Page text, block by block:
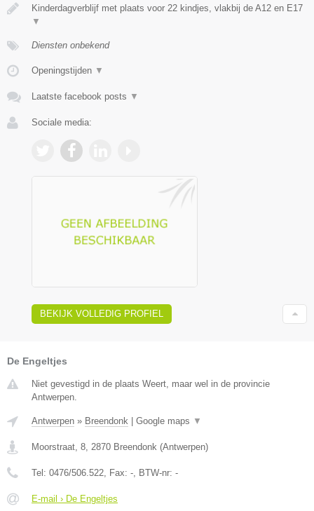
Kinderdagverblijf met plaats voor 22 kindjes, vlakbij de A12 en E17
▼
Diensten onbekend
Openingstijden ▼
Laatste facebook posts ▼
Sociale media:
BEKIJK VOLLEDIG PROFIEL
De Engeltjes
Niet gevestigd in de plaats Weert, maar wel in de provincie
Antwerpen.
Antwerpen » Breendonk Google maps ▼
Moorstraat, 8, 2870 Breendonk (Antwerpen)
Tel: 0476/506.522, Fax: -, BTW-nr: -
E-mail › De Engeltjes